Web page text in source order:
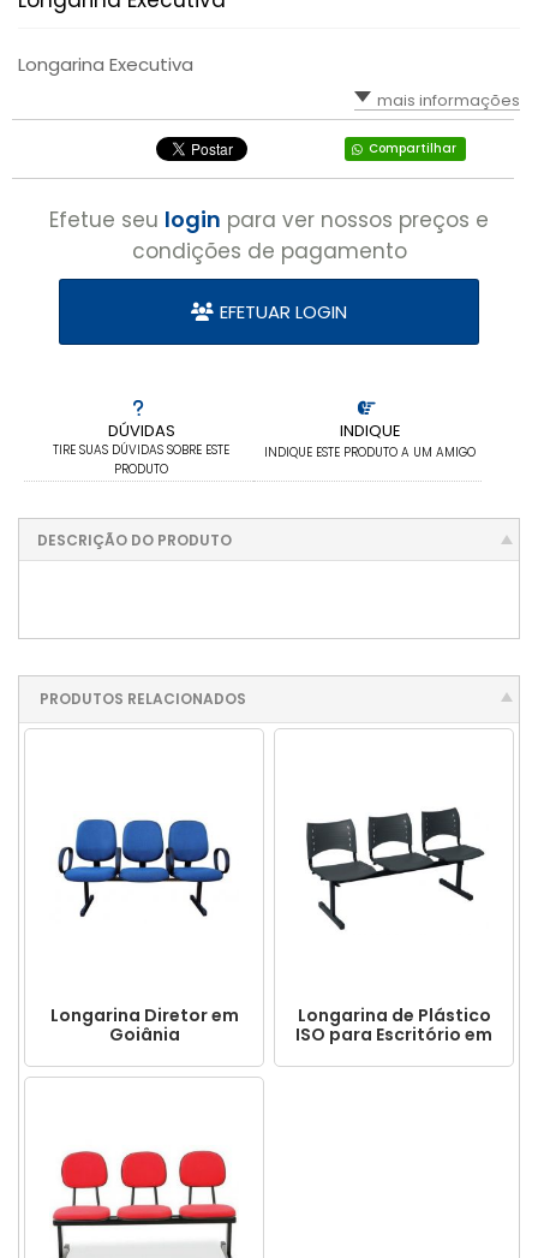
Longarina Executiva
mais informações
Compartilhar
DÚVIDAS
TIRE SUAS DÚVIDAS SOBRE ESTE
PRODUTO
INDIQUE
INDIQUE ESTE PRODUTO A UM AMIGO
Efetue seu login para ver nossos preços e
condições de pagamento
EFETUAR LOGIN
DESCRIÇÃO DO PRODUTO
PRODUTOS RELACIONADOS
Longarina Diretor em
Goiânia
Longarina de Plástico
ISO para Escritório em